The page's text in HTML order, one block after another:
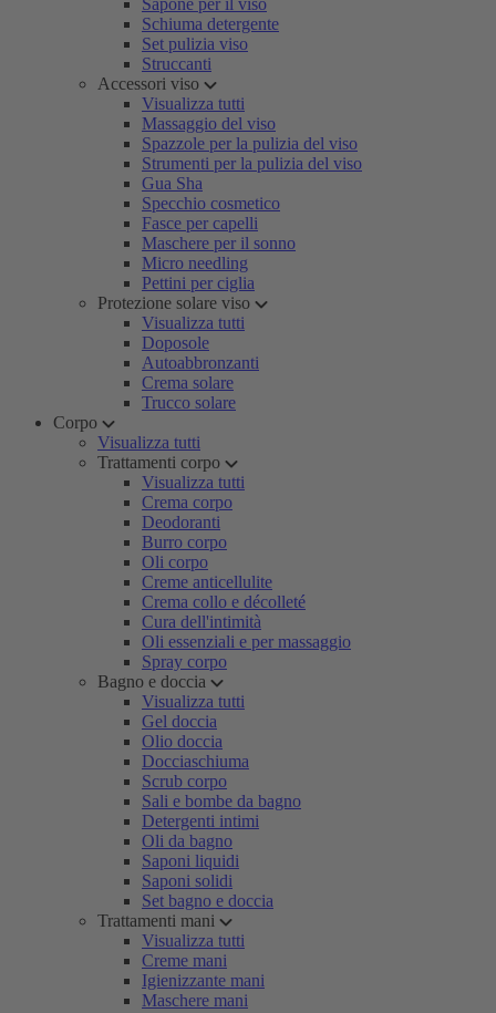
Sapone per il viso
Schiuma detergente
Set pulizia viso
Struccanti
Accessori viso
Visualizza tutti
Massaggio del viso
Spazzole per la pulizia del viso
Strumenti per la pulizia del viso
Gua Sha
Specchio cosmetico
Fasce per capelli
Maschere per il sonno
Micro needling
Pettini per ciglia
Protezione solare viso
Visualizza tutti
Doposole
Autoabbronzanti
Crema solare
Trucco solare
Corpo
Visualizza tutti
Trattamenti corpo
Visualizza tutti
Crema corpo
Deodoranti
Burro corpo
Oli corpo
Creme anticellulite
Crema collo e décolleté
Cura dell'intimità
Oli essenziali e per massaggio
Spray corpo
Bagno e doccia
Visualizza tutti
Gel doccia
Olio doccia
Docciaschiuma
Scrub corpo
Sali e bombe da bagno
Detergenti intimi
Oli da bagno
Saponi liquidi
Saponi solidi
Set bagno e doccia
Trattamenti mani
Visualizza tutti
Creme mani
Igienizzante mani
Maschere mani